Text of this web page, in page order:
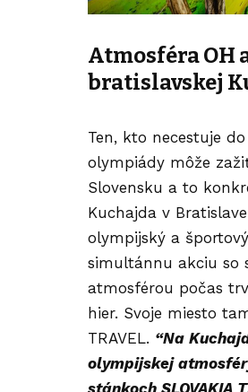
Atmosféra OH
bratislavskej
Ten, kto necestuje
olympiády môže
Slovensku a to
Kuchajda v
olympijský a
simultánnu akciu so
atmosférou počas
hier. Svoje miesto
TRAVEL. “Na
olympijskej
stánkoch SLOVAKIA